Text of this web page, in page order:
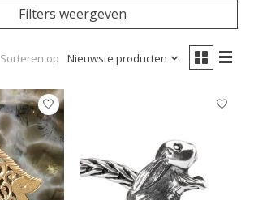
Filters weergeven
Sorteren op Nieuwste producten